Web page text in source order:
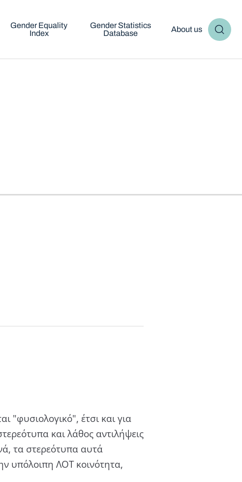
Gender Equality
Index
Gender Statistics
Database
About us
"φυσιολογικό", έτσι και για
και λάθος αντιλήψεις
τα στερεότυπα αυτά
υπόλοιπη ΛΟΤ κοινότητα,